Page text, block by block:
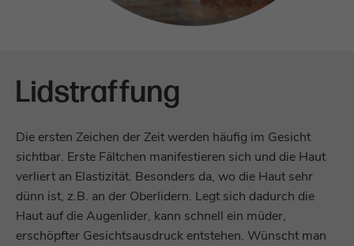
Lidstraffung
Die ersten Zeichen der Zeit werden häufig im Gesicht
sichtbar. Erste Fältchen manifestieren sich und die Haut
verliert an Elastizität. Besonders da, wo die Haut sehr
dünn ist, z.B. an der Oberlidern. Legt sich dadurch die
Haut auf die Augenlider, kann schnell ein müder,
erschöpfter Gesichtsausdruck entstehen. Wünscht man